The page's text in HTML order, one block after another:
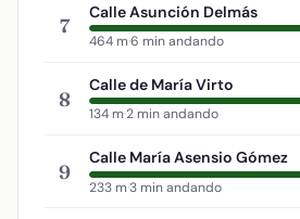
7
Calle Asunción Delmás
464 m·6 min andando
8
Calle de María Virto
134 m·2 min andando
9
Calle María Asensio Gómez
233 m·3 min andando